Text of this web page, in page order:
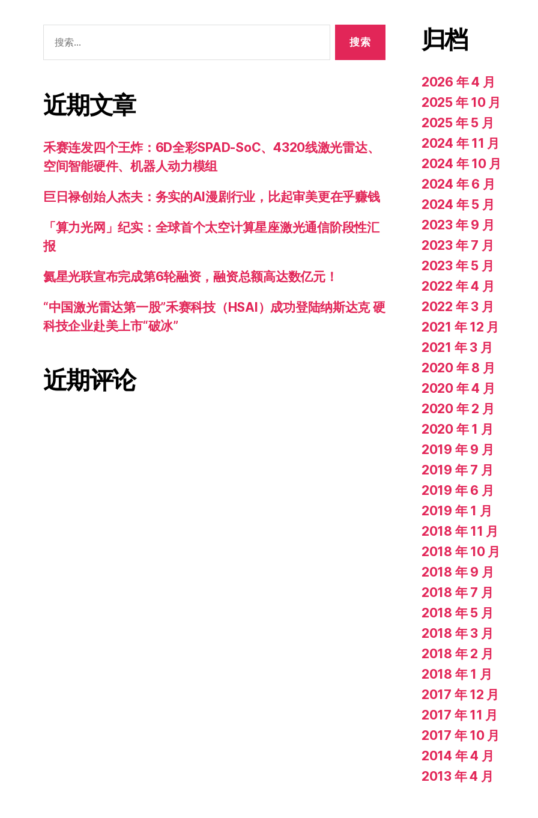
近期文章
禾赛连发四个王炸：6D全彩SPAD-SoC、4320线激光雷达、
空间智能硬件、机器人动力模组
巨日禄创始人杰夫：务实的AI漫剧行业，比起审美更在乎赚钱
「算力光网」纪实：全球首个太空计算星座激光通信阶段性汇
报
氦星光联宣布完成第6轮融资，融资总额高达数亿元！
“中国激光雷达第一股”禾赛科技（HSAI）成功登陆纳斯达克 硬
科技企业赴美上市“破冰”
近期评论
归档
2026 年 4 月
2025 年 10 月
2025 年 5 月
2024 年 11 月
2024 年 10 月
2024 年 6 月
2024 年 5 月
2023 年 9 月
2023 年 7 月
2023 年 5 月
2022 年 4 月
2022 年 3 月
2021 年 12 月
2021 年 3 月
2020 年 8 月
2020 年 4 月
2020 年 2 月
2020 年 1 月
2019 年 9 月
2019 年 7 月
2019 年 6 月
2019 年 1 月
2018 年 11 月
2018 年 10 月
2018 年 9 月
2018 年 7 月
2018 年 5 月
2018 年 3 月
2018 年 2 月
2018 年 1 月
2017 年 12 月
2017 年 11 月
2017 年 10 月
2014 年 4 月
2013 年 4 月